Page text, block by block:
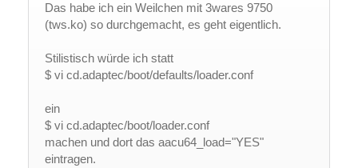
Das habe ich ein Weilchen mit 3wares 9750
(tws.ko) so durchgemacht, es geht eigentlich.
Stilistisch würde ich statt
$ vi cd.adaptec/boot/defaults/loader.conf
ein
$ vi cd.adaptec/boot/loader.conf
machen und dort das aacu64_load="YES"
eintragen.